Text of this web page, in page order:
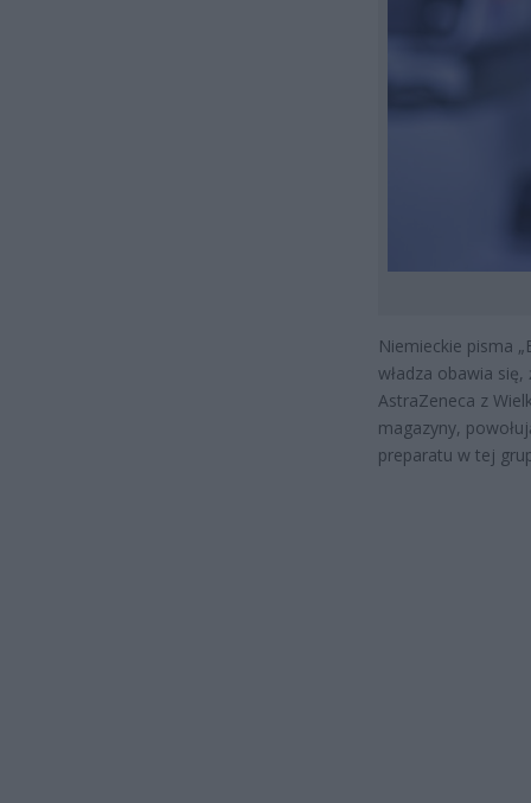
Niemieckie pisma
władza obawia
AstraZeneca z
magazyny,
preparatu w tej